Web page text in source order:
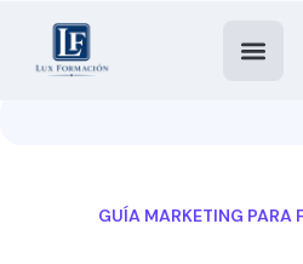
GUÍA MARKETING PARA